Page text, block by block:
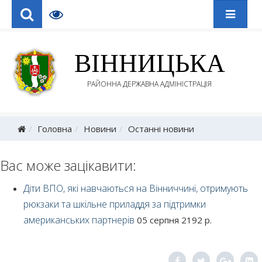
ВІННИЦЬКА
РАЙОННА ДЕРЖАВНА АДМІНІСТРАЦІЯ
Головна Новини Останні новини
Вас може зацікавити:
Діти ВПО, які навчаються на Вінниччині, отримують
рюкзаки та шкільне приладдя за підтримки
американських партнерів 05 серпня 2192 р.